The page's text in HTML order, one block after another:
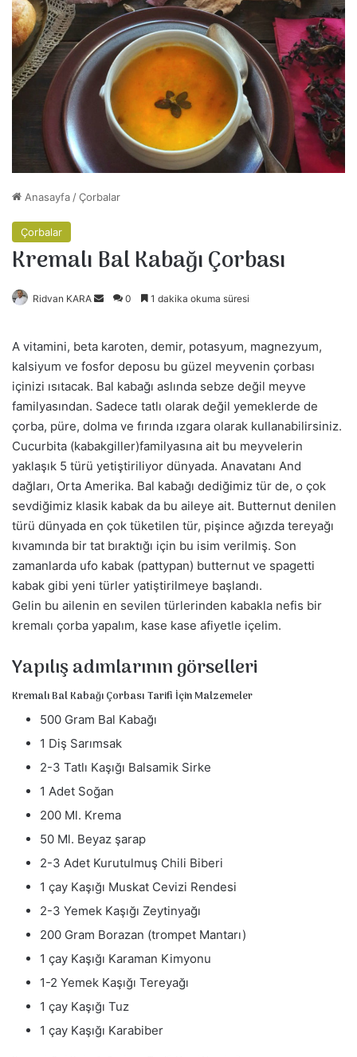
Anasayfa /Çorbalar
Çorbalar
Kremalı Bal Kabağı Çorbası
Ridvan KARA
-
p
o
s
t
a
g
ö
n
d
e
r
m
e
0 1 dakika okuma süresi
A vitamini, beta karoten, demir, potasyum, magnezyum,
kalsiyum ve fosfor deposu bu güzel meyvenin çorbası
içinizi ısıtacak. Bal kabağı aslında sebze değil meyve
familyasından. Sadece tatlı olarak değil yemeklerde de
çorba, püre, dolma ve fırında ızgara olarak kullanabilirsiniz.
Cucurbita (kabakgiller)familyasına ait bu meyvelerin
yaklaşık 5 türü yetiştiriliyor dünyada. Anavatanı And
dağları, Orta Amerika. Bal kabağı dediğimiz tür de, o çok
sevdiğimiz klasik kabak da bu aileye ait. Butternut denilen
türü dünyada en çok tüketilen tür, pişince ağızda tereyağı
kıvamında bir tat bıraktığı için bu isim verilmiş. Son
zamanlarda ufo kabak (pattypan) butternut ve spagetti
kabak gibi yeni türler yatiştirilmeye başlandı.
Gelin bu ailenin en sevilen türlerinden kabakla nefis bir
kremalı çorba yapalım, kase kase afiyetle içelim.
Yapılış adımlarının görselleri
Kremalı Bal Kabağı Çorbası Tarifi İçin Malzemeler
500 Gram Bal Kabağı
1 Diş Sarımsak
2-3 Tatlı Kaşığı Balsamik Sirke
1 Adet Soğan
200 Ml. Krema
50 Ml. Beyaz şarap
2-3 Adet Kurutulmuş Chili Biberi
1 çay Kaşığı Muskat Cevizi Rendesi
2-3 Yemek Kaşığı Zeytinyağı
200 Gram Borazan (trompet Mantarı)
1 çay Kaşığı Karaman Kimyonu
1-2 Yemek Kaşığı Tereyağı
1 çay Kaşığı Tuz
1 çay Kaşığı Karabiber